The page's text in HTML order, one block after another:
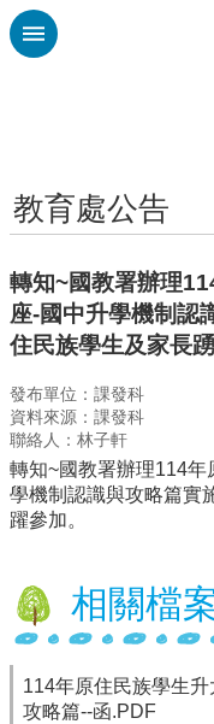
跳到主要內容區塊
認
廣
興
校
專
欄
校
園
動
行
政
處
課
教育處公告
轉知~國教署辦理
座-國中升學機制認
住民族學生及家長踴
發布單位：課發科
資料來源：課發科
聯絡人：林子軒
轉知~國教署辦理114
學機制認識與攻略篇實
躍參加。
相關檔
114年原住民族學生
攻略篇--函.PDF